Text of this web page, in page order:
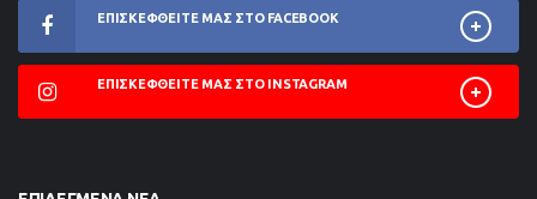
ΕΠΙΣΚΕΦΘΕΊΤΕ ΜΑΣ ΣΤΟ FACEBOOK
ΕΠΙΣΚΕΦΘΕΊΤΕ ΜΑΣ ΣΤΟ INSTAGRAM